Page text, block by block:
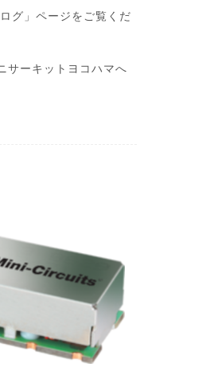
グ」ページをご覧くだ
サーキットヨコハマへ